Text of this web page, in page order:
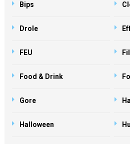
Bips
Drole
FEU
Food & Drink
Gore
Halloween